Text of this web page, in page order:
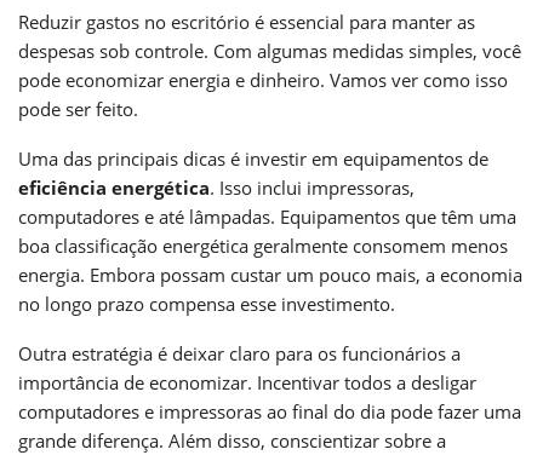
Reduzir gastos no escritório é essencial para manter as
despesas sob controle. Com algumas medidas simples, você
pode economizar energia e dinheiro. Vamos ver como isso
pode ser feito.
Uma das principais dicas é investir em equipamentos de
eficiência energética. Isso inclui impressoras,
computadores e até lâmpadas. Equipamentos que têm uma
boa classificação energética geralmente consomem menos
energia. Embora possam custar um pouco mais, a economia
no longo prazo compensa esse investimento.
Outra estratégia é deixar claro para os funcionários a
importância de economizar. Incentivar todos a desligar
computadores e impressoras ao final do dia pode fazer uma
grande diferença. Além disso, conscientizar sobre a